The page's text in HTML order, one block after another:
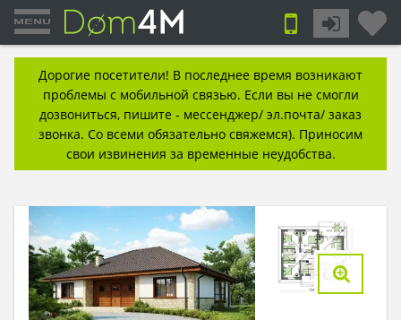
Дорогие посетители! В последнее время возникают
проблемы с мобильной связью. Если вы не смогли
дозвониться, пишите - мессенджер/ эл.почта/ заказ
звонка. Со всеми обязательно свяжемся). Приносим
свои извинения за временные неудобства.